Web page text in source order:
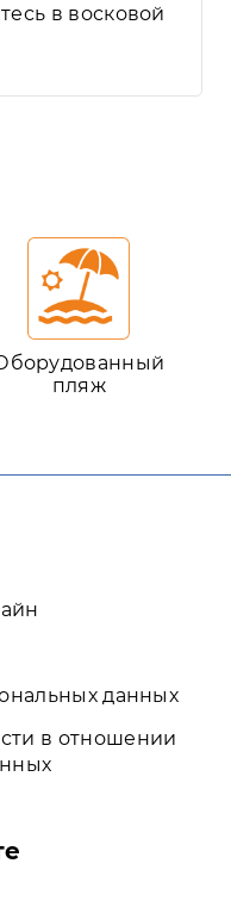
в восковой
пляж
данных
в отношении